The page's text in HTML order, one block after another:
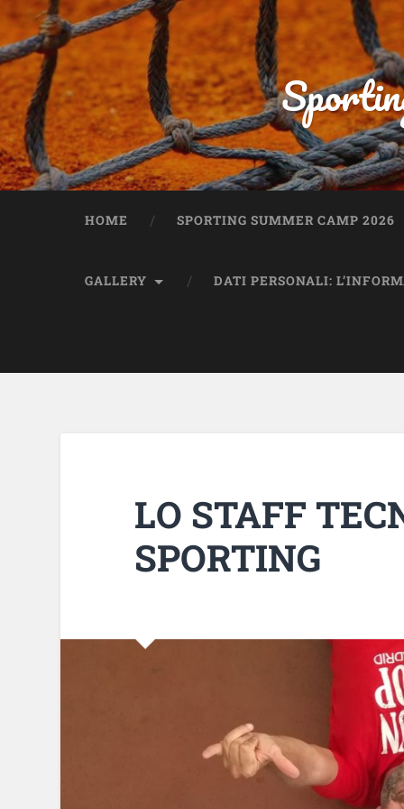
HOME SPORTING SUMMER CAMP 2026
GALLERY DATI PERSONALI:
LO STAFF
SPORTING